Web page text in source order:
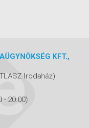
KFT.,
Irodaház)
- 20.00)